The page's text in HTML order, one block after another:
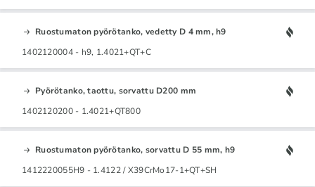
Ruostumaton pyörötanko, vedetty D 4 mm, h9
1402120004 - h9, 1.4021+QT+C
Pyörötanko, taottu, sorvattu D200 mm
1402120200 - 1.4021+QT800
Ruostumaton pyörötanko, sorvattu D 55 mm, h9
1412220055H9 - 1.4122 / X39CrMo17-1+QT+SH